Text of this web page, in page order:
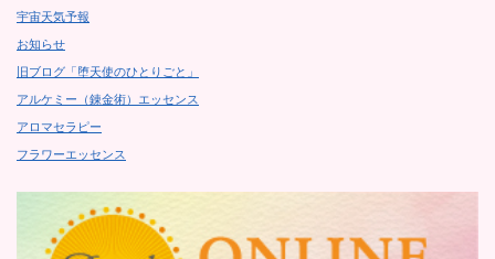
宇宙天気予報
お知らせ
旧ブログ「堕天使のひとりごと」
アルケミー（錬金術）エッセンス
アロマセラピー
フラワーエッセンス